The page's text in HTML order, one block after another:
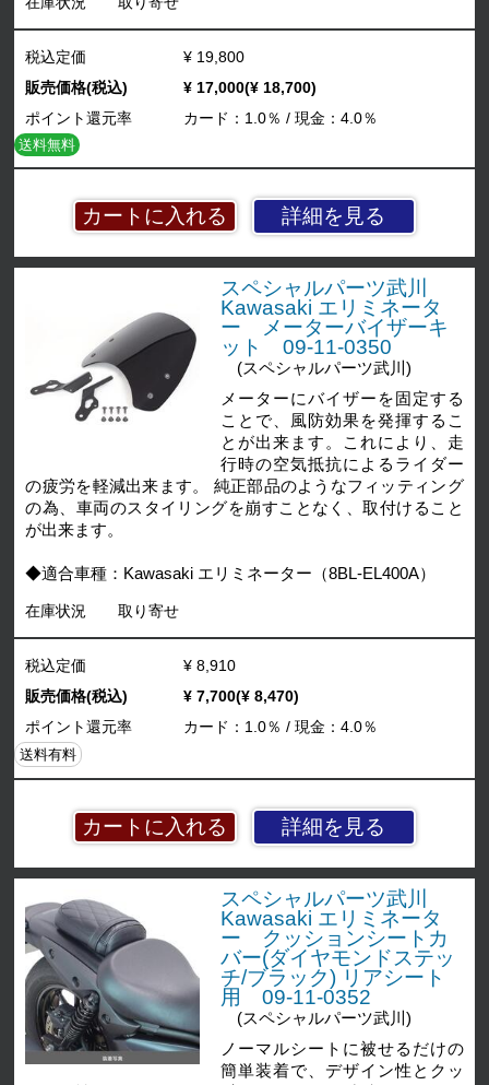
詳細を見る
税込定価
¥ 19,800
販売価格(税込)
¥ 17,000(¥ 18,700)
ポイント還元率
カード：1.0％ / 現金：4.0％
送料無料
スペシャルパーツ武川
Kawasaki エリミネータ
ー メーターバイザーキ
ット 09-11-0350
(スペシャルパーツ武川)
メーターにバイザーを固定する
ことで、風防効果を発揮するこ
とが出来ます。これにより、走
行時の空気抵抗によるライダー
の疲労を軽減出来ます。 純正部品のようなフィッティング
の為、車両のスタイリングを崩すことなく、取付けること
が出来ます。
◆適合車種：Kawasaki エリミネーター（8BL-EL400A）
在庫状況 取り寄せ
詳細を見る
税込定価
¥ 8,910
販売価格(税込)
¥ 7,700(¥ 8,470)
ポイント還元率
カード：1.0％ / 現金：4.0％
送料有料
スペシャルパーツ武川
Kawasaki エリミネータ
ー クッションシートカ
バー(ダイヤモンドステッ
チ/ブラック) リアシート
用 09-11-0352
(スペシャルパーツ武川)
ノーマルシートに被せるだけの
簡単装着で、デザイン性とクッ